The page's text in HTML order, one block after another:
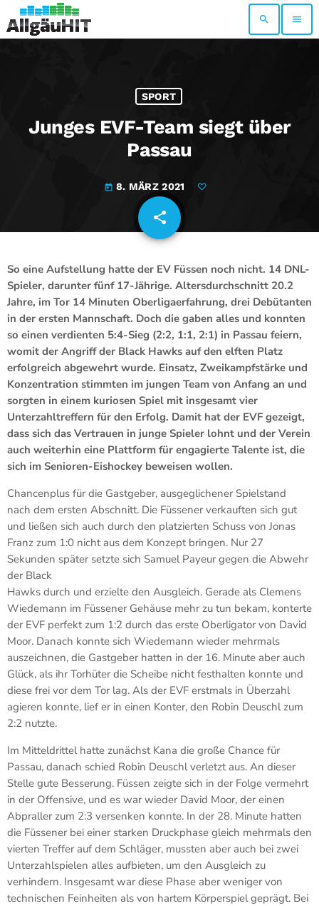
search menu
SPORT
Junges EVF-Team siegt über
Passau
today 8. MÄRZ 2021
share
email
So eine Aufstellung hatte der EV Füssen noch nicht. 14 DNL-
Spieler, darunter fünf 17-Jährige. Altersdurchschnitt 20.2
Jahre, im Tor 14 Minuten Oberligaerfahrung, drei Debütanten
in der ersten Mannschaft. Doch die gaben alles und konnten
so einen verdienten 5:4-Sieg (2:2, 1:1, 2:1) in Passau feiern,
womit der Angriff der Black Hawks auf den elften Platz
erfolgreich abgewehrt wurde. Einsatz, Zweikampfstärke und
Konzentration stimmten im jungen Team von Anfang an und
sorgten in einem kuriosen Spiel mit insgesamt vier
Unterzahltreffern für den Erfolg. Damit hat der EVF gezeigt,
dass sich das Vertrauen in junge Spieler lohnt und der Verein
auch weiterhin eine Plattform für engagierte Talente ist, die
sich im Senioren-Eishockey beweisen wollen.
Chancenplus für die Gastgeber, ausgeglichener Spielstand
nach dem ersten Abschnitt. Die Füssener verkauften sich gut
und ließen sich auch durch den platzierten Schuss von Jonas
Franz zum 1:0 nicht aus dem Konzept bringen. Nur 27
Sekunden später setzte sich Samuel Payeur gegen die Abwehr
der Black
Hawks durch und erzielte den Ausgleich. Gerade als Clemens
Wiedemann im Füssener Gehäuse mehr zu tun bekam, konterte
der EVF perfekt zum 1:2 durch das erste Oberligator von David
Moor. Danach konnte sich Wiedemann wieder mehrmals
auszeichnen, die Gastgeber hatten in der 16. Minute aber auch
Glück, als ihr Torhüter die Scheibe nicht festhalten konnte und
diese frei vor dem Tor lag. Als der EVF erstmals in Überzahl
agieren konnte, lief er in einen Konter, den Robin Deuschl zum
2:2 nutzte.
Im Mitteldrittel hatte zunächst Kana die große Chance für
Passau, danach schied Robin Deuschl verletzt aus. An dieser
Stelle gute Besserung. Füssen zeigte sich in der Folge vermehrt
in der Offensive, und es war wieder David Moor, der einen
Abpraller zum 2:3 versenken konnte. In der 28. Minute hatten
die Füssener bei einer starken Druckphase gleich mehrmals den
vierten Treffer auf dem Schläger, mussten aber auch bei zwei
Unterzahlspielen alles aufbieten, um den Ausgleich zu
verhindern. Insgesamt war diese Phase aber weniger von
technischen Feinheiten als von hartem Körperspiel geprägt. Bei